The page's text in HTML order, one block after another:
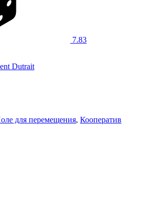
7.83
Dutrait
для перемещения, Кооператив